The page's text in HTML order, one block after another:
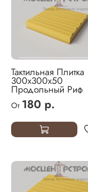
Тактильная Плитка
300х300х50
Продольный Риф
От 180 р.